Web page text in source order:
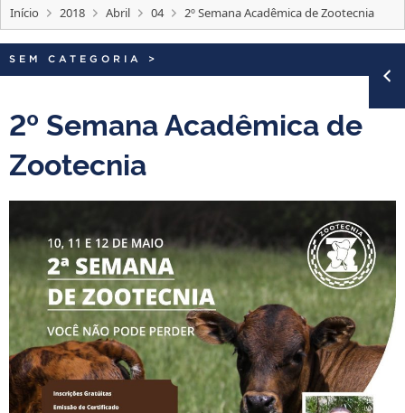
CONCURSOS
EDITAIS
INTERNACIONAL
PORTARIAS
TELEFONES
Início 2018 Abril 04 2º Semana Acadêmica de Zootecnia
SEM CATEGORIA >
2º Semana Acadêmica de
Zootecnia